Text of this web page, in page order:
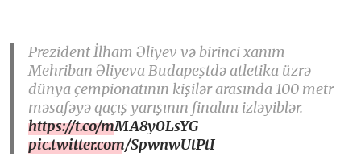
Prezident İlham Əliyev və birinci xanım
Mehriban Əliyeva Budapeştdə atletika üzrə
dünya çempionatının kişilər arasında 100 metr
məsafəyə qaçış yarışının finalını izləyiblər.
https://t.co/mMA8y0LsYG
pic.twitter.com/SpwnwUtPtI